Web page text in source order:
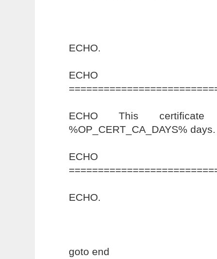
ECHO.
ECHO
ECHO This
%OP_CERT_CA_DAYS% days.
ECHO
ECHO.
goto end